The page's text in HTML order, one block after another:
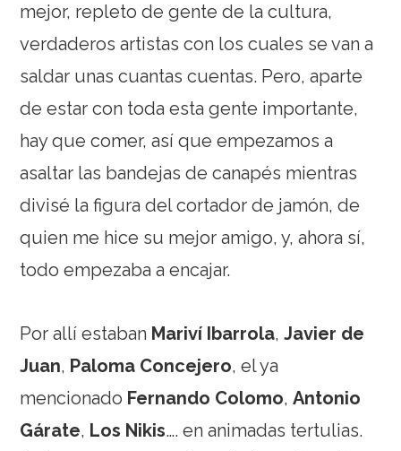
mejor, repleto de gente de la cultura,
verdaderos artistas con los cuales se van a
saldar unas cuantas cuentas. Pero, aparte
de estar con toda esta gente importante,
hay que comer, así que empezamos a
asaltar las bandejas de canapés mientras
divisé la figura del cortador de jamón, de
quien me hice su mejor amigo, y, ahora sí,
todo empezaba a encajar.
Por allí estaban Mariví Ibarrola,Javier de
Juan, Paloma Concejero, el ya
mencionado Fernando Colomo,Antonio
Gárate, Los Nikis…. en animadas tertulias.